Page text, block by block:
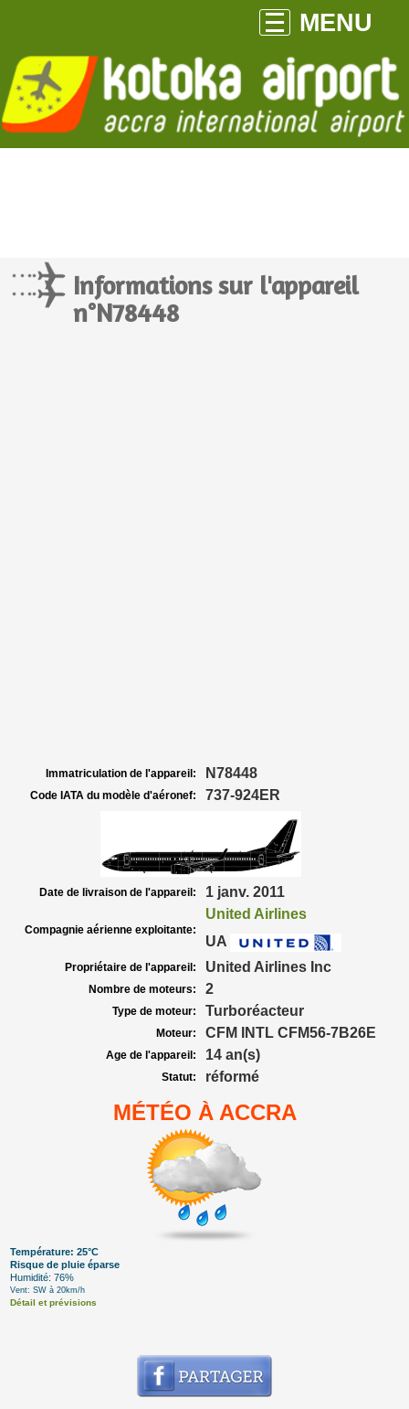
MENU
Informations sur l'appareil
n°N78448
Immatriculation de l'appareil: N78448
Code IATA du modèle d'aéronef: 737-924ER
Date de livraison de l'appareil: 1 janv. 2011
Compagnie aérienne exploitante:
United Airlines
UA
Propriétaire de l'appareil: United Airlines Inc
Nombre de moteurs: 2
Type de moteur: Turboréacteur
Moteur: CFM INTL CFM56-7B26E
Age de l'appareil: 14 an(s)
Statut: réformé
MÉTÉO À ACCRA
Température: 25°C
Risque de pluie éparse
Humidité: 76%
Vent: SW à 20km/h
Détail et prévisions